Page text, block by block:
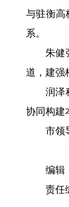
与驻衡高
系。
朱健
道，建强
润泽
协同构建
市领
编辑
责任